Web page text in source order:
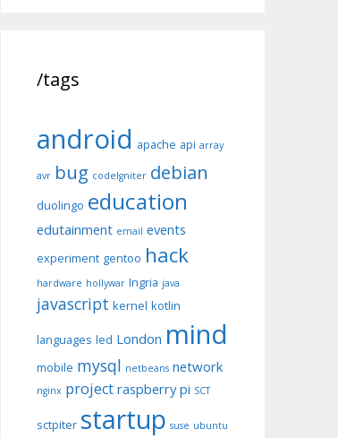
/tags
android apache api array
avr bug codeIgniter debian
duolingo education
edutainment email events
experiment gentoo hack
hardware hollywar Ingria java
javascript kernel kotlin
languages led London mind
mobile mysql netbeans network
nginx project raspberry pi SCT
sctpiter startup suse ubuntu